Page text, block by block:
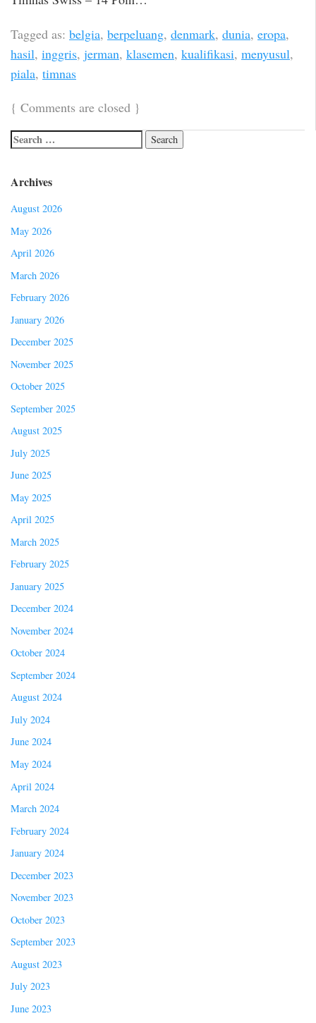
Tagged as: belgia, berpeluang, denmark, dunia, eropa,
hasil, inggris, jerman, klasemen, kualifikasi, menyusul,
piala, timnas
{ Comments are closed }
Archives
August 2026
May 2026
April 2026
March 2026
February 2026
January 2026
December 2025
November 2025
October 2025
September 2025
August 2025
July 2025
June 2025
May 2025
April 2025
March 2025
February 2025
January 2025
December 2024
November 2024
October 2024
September 2024
August 2024
July 2024
June 2024
May 2024
April 2024
March 2024
February 2024
January 2024
December 2023
November 2023
October 2023
September 2023
August 2023
July 2023
June 2023